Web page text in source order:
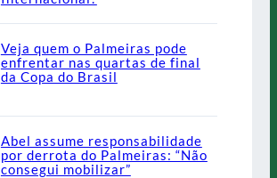
Veja quem o Palmeiras pode
enfrentar nas quartas de final
da Copa do Brasil
Abel assume responsabilidade
por derrota do Palmeiras: “Não
consegui mobilizar”